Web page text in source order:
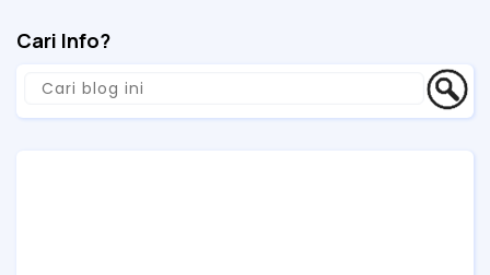
Cari Info?